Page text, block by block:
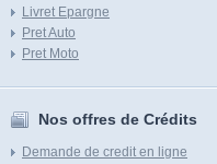
Livret Epargne
Pret Auto
Pret Moto
Nos offres de Crédits
Demande de credit en ligne